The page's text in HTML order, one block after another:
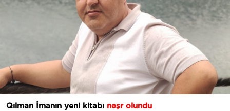
Qılman İmanın yeni kitabı nəşr olundu